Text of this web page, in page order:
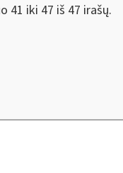
41 iki 47 iš 47 irašų.